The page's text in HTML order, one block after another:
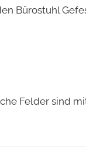
Bürostuhl
Felder sind